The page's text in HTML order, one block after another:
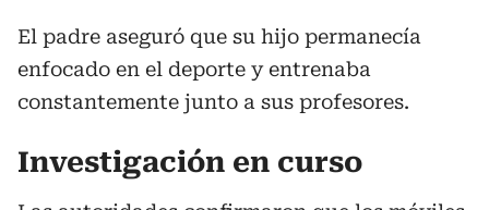
El padre aseguró que su hijo permanecía
enfocado en el deporte y entrenaba
constantemente junto a sus profesores.
Investigación en curso